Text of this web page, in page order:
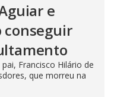
e
Francisco Hilário de
que morreu na